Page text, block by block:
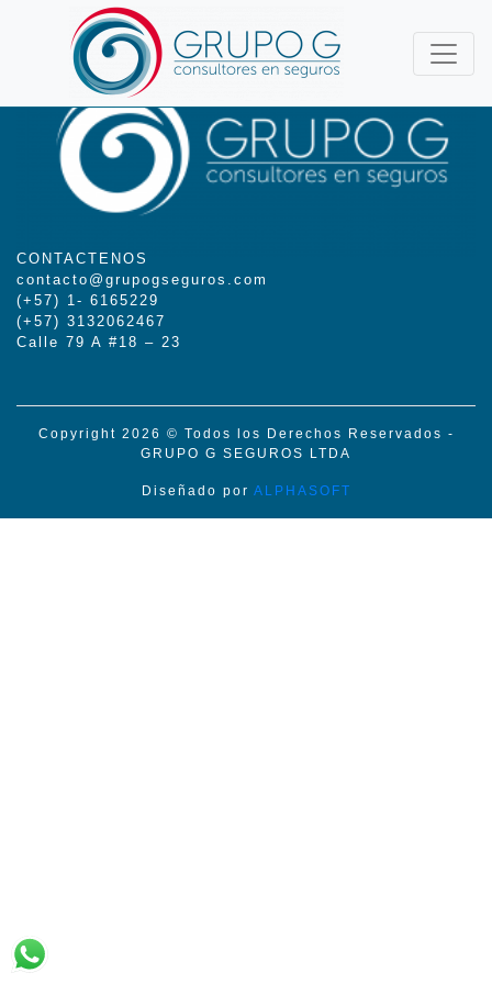
CONTACTENOS
contacto@grupogseguros.com
(+57) 1- 6165229
(+57) 3132062467
Calle 79 A #18 – 23
Copyright 2026 © Todos los Derechos Reservados -
GRUPO G SEGUROS LTDA
Diseñado por ALPHASOFT